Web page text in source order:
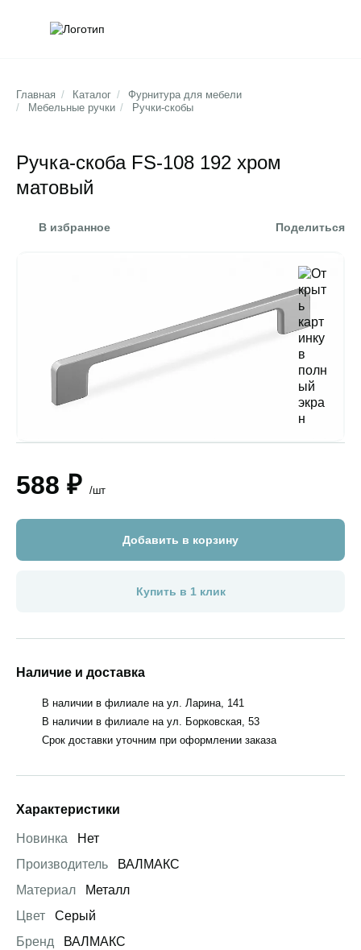
Главная / Каталог /
Фурнитура для мебели
/
Мебельные ручки / Ручки-скобы
Ручка-скоба FS-108 192 хром
матовый
В избранное Поделиться
588 ₽ /шт
Добавить в корзину
Купить в 1 клик
Наличие и доставка
В наличии в филиале на ул. Ларина, 141
В наличии в филиале на ул. Борковская, 53
Срок доставки уточним при оформлении заказа
Характеристики
Новинка
Нет
Производитель
ВАЛМАКС
Материал
Металл
Цвет
Серый
Бренд
ВАЛМАКС